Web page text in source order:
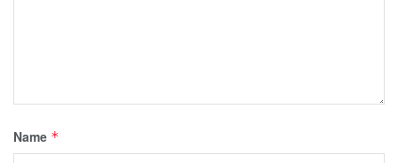
Name *